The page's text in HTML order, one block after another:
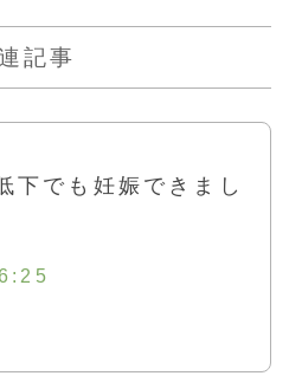
記事
下でも妊娠できまし